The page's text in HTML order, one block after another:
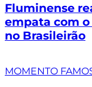
Fluminense
empata com
no Brasileirão
MOMENTO